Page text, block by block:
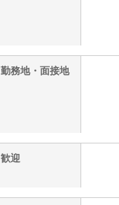
勤務地・面接地
歓迎